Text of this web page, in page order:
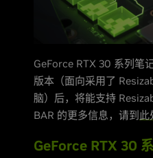
GeForce RTX 30 系列笔
版本（面向采用了
脑）后，将能支持
BAR 的更多信息，请到此
GeForce RTX 30